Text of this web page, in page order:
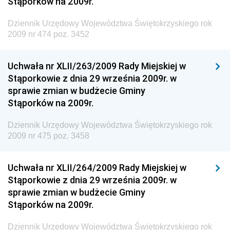
Dziennik Urzędowy Głównego Inspektoratu Ochrony
Środowiska
Dziennik Urzędowy Generalnej Dyrekcji Ochrony
Dziennik Urzędowy Ministerstwa Administracji,
Gospodarki Terenowej i Ochrony Środowiska
Dziennik Urzędowy Ministerstwa Administracji i
Gospodarki Przestrzennej
Dziennik Urzędowy Unii Europejskiej, L
Dziennik Urzędowy Ministerstwa Przemysłu
Chemicznego i Lekkiego
Dziennik Urzędowy Ministerstwa Rolnictwa i
Gospodarki Żywnościowej
Dziennik Urzędowy Ministra Rodziny, Pracy i Polityki
Dziennik Urzędowy Województwa Świętokrzyskiego rok
2009 nr 474 poz. 3452
Uchwała nr XLII/263/2009 Rady Miejskiej w
Stąporkowie z dnia 29 września 2009r. w
sprawie zmian w budżecie Gminy
Stąporków na 2009r.
Dziennik Urzędowy Województwa Świętokrzyskiego rok
2009 nr 475 poz. 3458
Uchwała nr XLII/264/2009 Rady Miejskiej w
Stąporkowie z dnia 29 września 2009r. w
sprawie zmian w budżecie Gminy
Stąporków na 2009r.
Dziennik Urzędowy Województwa Świętokrzyskiego rok